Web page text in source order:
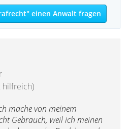
einen Anwalt fragen
hilfreich)
mache von meinem
Gebrauch, weil ich meinen